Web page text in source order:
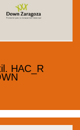
HAC_R